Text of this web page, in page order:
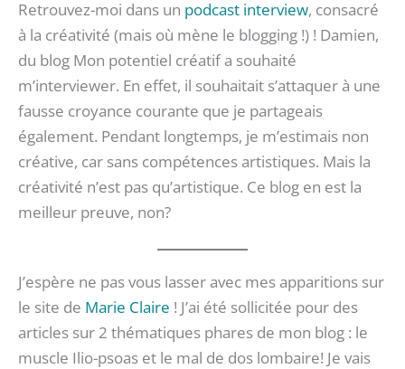
Retrouvez-moi dans un podcast interview, consacré
à la créativité (mais où mène le blogging !) ! Damien,
du blog Mon potentiel créatif a souhaité
m’interviewer. En effet, il souhaitait s’attaquer à une
fausse croyance courante que je partageais
également. Pendant longtemps, je m’estimais non
créative, car sans compétences artistiques. Mais la
créativité n’est pas qu’artistique. Ce blog en est la
meilleur preuve, non?
J’espère ne pas vous lasser avec mes apparitions sur
le site de Marie Claire ! J’ai été sollicitée pour des
articles sur 2 thématiques phares de mon blog : le
muscle Ilio-psoas et le mal de dos lombaire! Je vais